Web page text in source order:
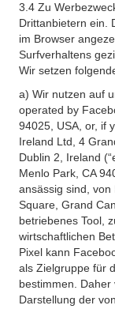
3.4 Zu
Drittanbietern ein.
im Browser
Surfverhaltens
Wir setzen
a) Wir nutzen auf
operated by
94025, USA, or, if
Ireland Ltd, 4
Dublin 2, Ireland
Menlo Park, CA
ansässig sind,
Square, Grand
betriebenes Tool,
wirtschaftlichen
Pixel kann
als Zielgruppe für
bestimmen.
Darstellung der